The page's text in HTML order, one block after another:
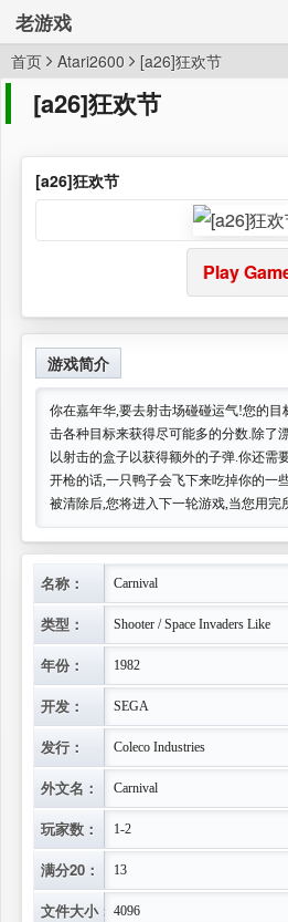
老游戏
首页 Atari2600 [a26]狂欢节
[a26]狂欢节
[a26]狂欢节
Play
游戏简介
你在嘉年华,要去射击场碰碰运气!您的
击各种目标来获得尽可能多的分数.除了
以射击的盒子以获得额外的子弹.你还需
开枪的话,一只鸭子会飞下来吃掉你的一
被清除后,您将进入下一轮游戏,当您用完
名称： Carnival
类型： Shooter / Space Invaders Like
年份： 1982
开发： SEGA
发行： Coleco Industries
外文名： Carnival
玩家数： 1-2
满分20： 13
文件大小： 4096